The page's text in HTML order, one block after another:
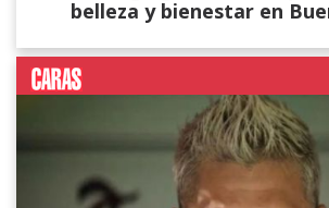
belleza y bienestar en